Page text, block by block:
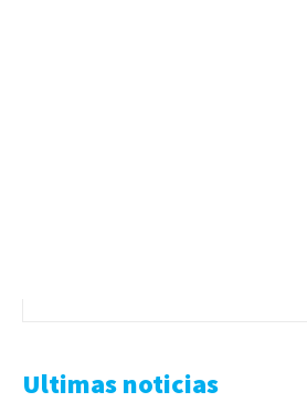
Ultimas noticias